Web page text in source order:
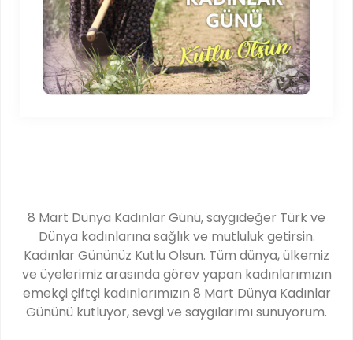
8 Mart Dünya Kadınlar Günü, saygıdeğer Türk ve
Dünya kadınlarına sağlık ve mutluluk getirsin.
Kadınlar Gününüz Kutlu Olsun. Tüm dünya, ülkemiz
ve üyelerimiz arasında görev yapan kadınlarımızın
emekçi çiftçi kadınlarımızın 8 Mart Dünya Kadınlar
Gününü kutluyor, sevgi ve saygılarımı sunuyorum.